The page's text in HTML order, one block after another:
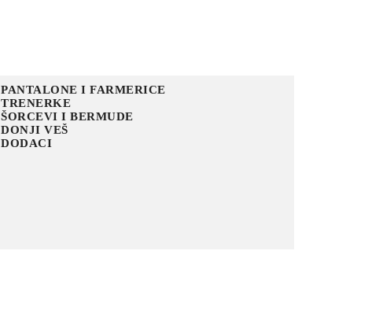
PANTALONE I FARMERICE
TRENERKE
ŠORCEVI I BERMUDE
DONJI VEŠ
DODACI